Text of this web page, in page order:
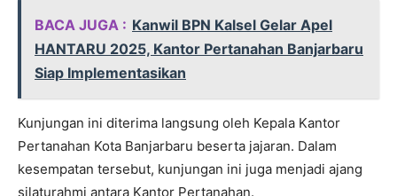
BACA JUGA : Kanwil BPN Kalsel Gelar Apel
HANTARU 2025, Kantor Pertanahan Banjarbaru
Siap Implementasikan
Kunjungan ini diterima langsung oleh Kepala Kantor
Pertanahan Kota Banjarbaru beserta jajaran. Dalam
kesempatan tersebut, kunjungan ini juga menjadi ajang
silaturahmi antara Kantor Pertanahan.